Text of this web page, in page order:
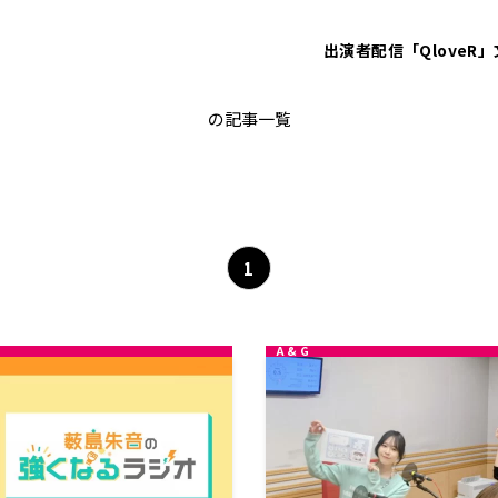
出演者配信「QloveR」
の記事一覧
1